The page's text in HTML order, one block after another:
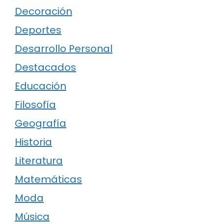
Decoración
Deportes
Desarrollo Personal
Destacados
Educación
Filosofía
Geografía
Historia
Literatura
Matemáticas
Moda
Música